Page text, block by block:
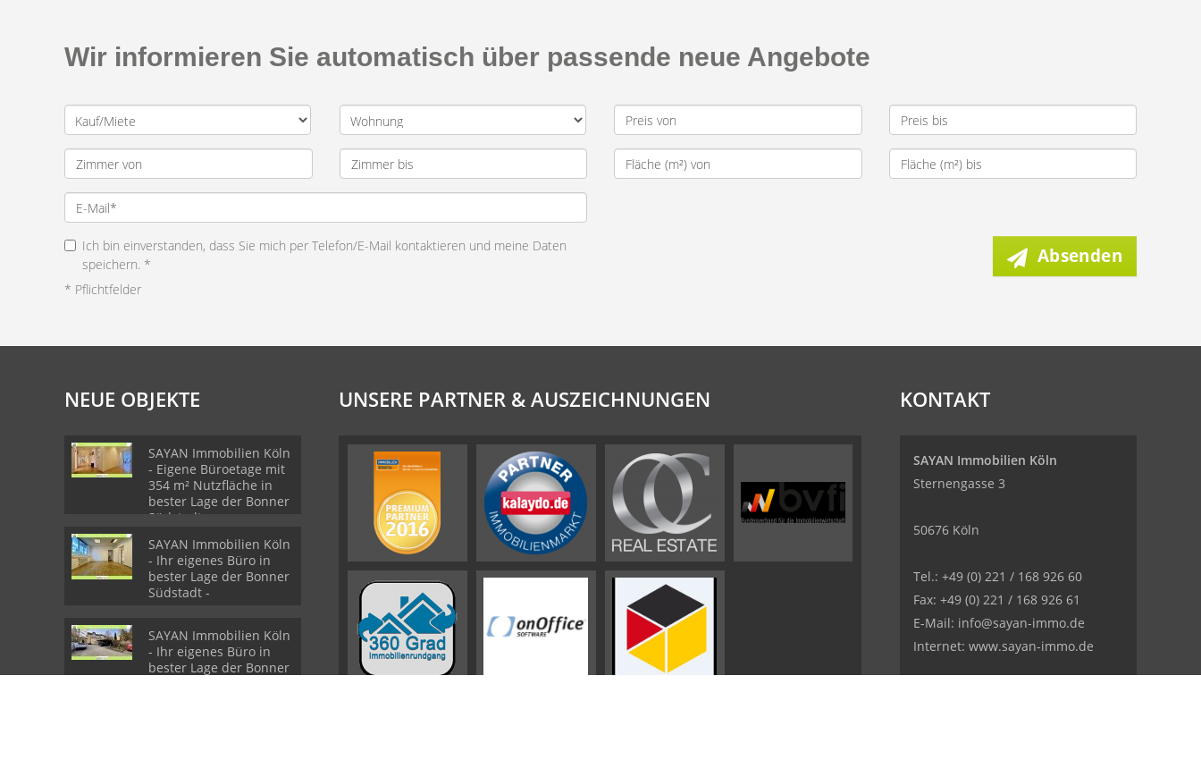
Wir informieren Sie automatisch über passende neue Angebote
Ich bin einverstanden, dass Sie mich per Telefon/E-Mail kontaktieren und meine Daten
speichern. *
* Pflichtfelder
Absenden
NEUE OBJEKTE
SAYAN Immobilien Köln
- Eigene Büroetage mit
354 m² Nutzfläche in
bester Lage der Bonner
Südstadt -
SAYAN Immobilien Köln
- Ihr eigenes Büro in
bester Lage der Bonner
Südstadt -
SAYAN Immobilien Köln
- Ihr eigenes Büro in
bester Lage der Bonner
UNSERE PARTNER & AUSZEICHNUNGEN KONTAKT
SAYAN Immobilien Köln
Sternengasse 3
50676 Köln
Tel.: +49 (0) 221 / 168 926 60
Fax: +49 (0) 221 / 168 926 61
E-Mail: info@sayan-immo.de
Internet: www.sayan-immo.de